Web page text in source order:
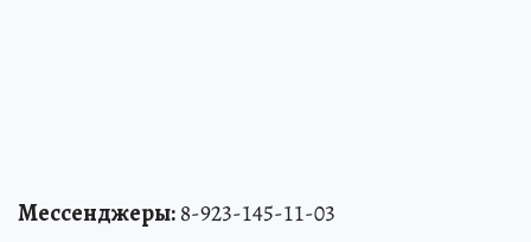
Мессенджеры:8-923-145-11-03